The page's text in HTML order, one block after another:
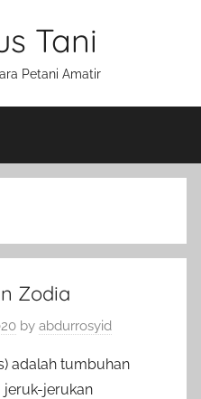
Tani
Petani Amatir
Zodia
by abdurrosyid
adalah tumbuhan
jerukan